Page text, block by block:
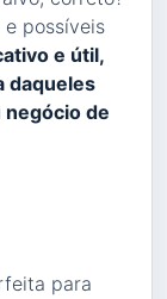
e possíveis
e útil,
daqueles
de
para